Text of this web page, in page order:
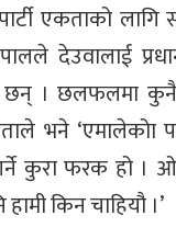
एकताको
देउवालाई
छलफलमा कुनैपनि
भने ‘एमालेकोा
कुरा फरक हो ।
किन चाहियौ ।’